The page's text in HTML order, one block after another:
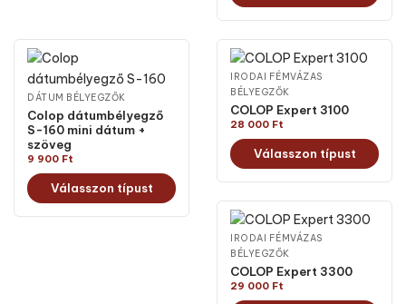
DÁTUM BÉLYEGZŐK
Colop dátumbélyegző
S-160 mini dátum +
szöveg
9 900 Ft
Válasszon típust
IRODAI FÉMVÁZAS
BÉLYEGZŐK
COLOP Expert 3100
28 000 Ft
Válasszon típust
IRODAI FÉMVÁZAS
BÉLYEGZŐK
COLOP Expert 3300
29 000 Ft